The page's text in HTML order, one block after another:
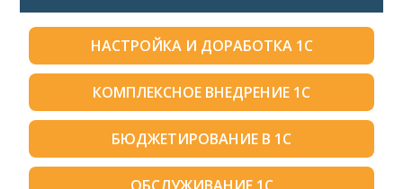
НАСТРОЙКА И ДОРАБОТКА 1С
КОМПЛЕКСНОЕ ВНЕДРЕНИЕ 1С
БЮДЖЕТИРОВАНИЕ В 1С